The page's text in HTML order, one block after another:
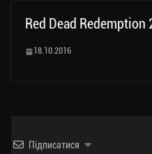
Red Dead Redemption
18.10.2016
Підписатися